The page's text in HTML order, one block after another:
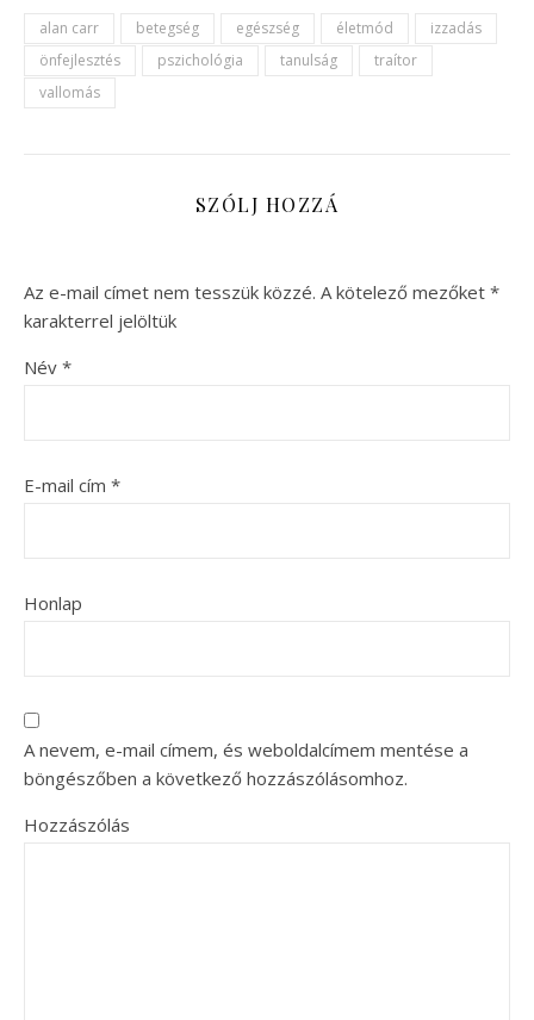
alan carr betegség egészség életmód
izzadás
önfejlesztés
pszichológia tanulság
traítor
vallomás
SZÓLJ HOZZÁ
Az e-mail címet nem tesszük közzé. A kötelező mezőket *
karakterrel jelöltük
Név *
E-mail cím *
Honlap
A nevem, e-mail címem, és weboldalcímem mentése a
böngészőben a következő hozzászólásomhoz.
Hozzászólás